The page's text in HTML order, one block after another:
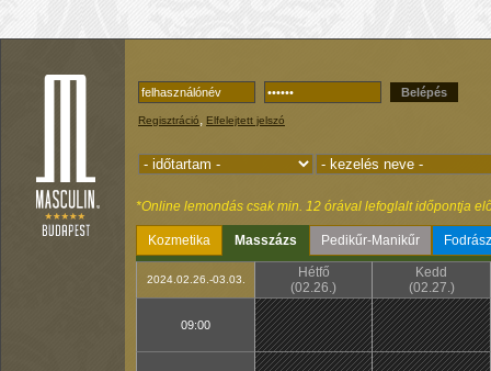
Belépés
Regisztráció, Elfelejtett jelszó
*Online lemondás csak min. 12 órával lefoglalt időpontja
Kozmetika Masszázs Pedikűr-Manikűr
2024.02.26.-03.03.
Hétfő
(02.26.)
Kedd
(02.27.)
09:00